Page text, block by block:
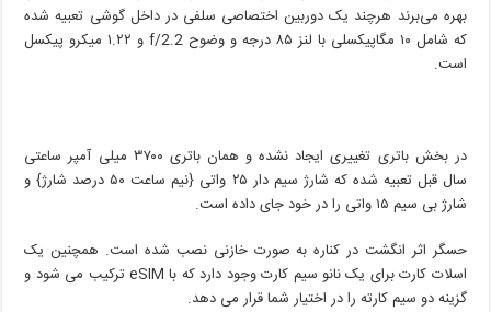
بهره می‌برند هرچند یک دوربین اختصاصی سلفی در داخل گوشی تعبیه شده
که شامل ۱۰ مگاپیکسلی با لنز ۸۵ درجه و وضوح f/2.2 و ۱.۲۲ میکرو پیکسل
است.
در بخش باتری تغییری ایجاد نشده و همان باتری ۳۷۰۰ میلی آمپر ساعتی
سال قبل تعبیه شده که شارژ سیم دار ۲۵ واتی {نیم ساعت ۵۰ درصد شارژ} و
شارژ بی سیم ۱۵ واتی را در خود جای داده است.
حسگر اثر انگشت در کناره به صورت خازنی نصب شده است. همچنین یک
اسلات کارت برای یک نانو سیم کارت وجود دارد که با eSIM ترکیب می شود و
گزینه دو سیم کارته را در اختیار شما قرار می دهد.